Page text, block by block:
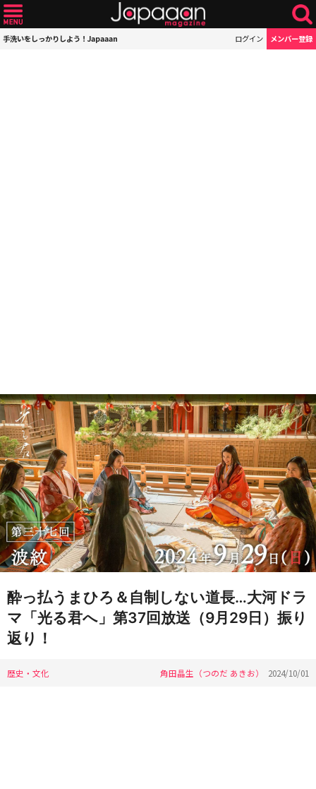
手洗いをしっかりしよう！Japaaan ログイン メンバー登録
酔っ払うまひろ＆自制しない道長…大河ドラ
マ「光る君へ」第37回放送（9月29日）振り
返り！
歴史・文化 角田晶生（つのだ あきお） 2024/10/01